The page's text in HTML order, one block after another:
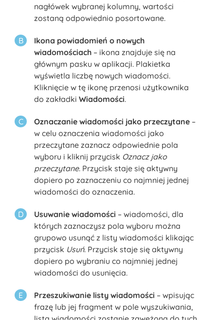
nagłówek wybranej kolumny, wartości
zostaną odpowiednio posortowane.
Ikona powiadomień o nowych
wiadomościach – ikona znajduje się na
głównym pasku w aplikacji. Plakietka
wyświetla liczbę nowych wiadomości.
Kliknięcie w tę ikonę przenosi użytkownika
do zakładki Wiadomości.
Oznaczanie wiadomości jako przeczytane –
w celu oznaczenia wiadomości jako
przeczytane zaznacz odpowiednie pola
wyboru i kliknij przycisk Oznacz jako
przeczytane. Przycisk staje się aktywny
dopiero po zaznaczeniu co najmniej jednej
wiadomości do oznaczenia.
Usuwanie wiadomości – wiadomości, dla
których zaznaczysz pola wyboru można
grupowo usunąć z listy wiadomości klikając
przycisk Usuń. Przycisk staje się aktywny
dopiero po wybraniu co najmniej jednej
wiadomości do usunięcia.
Przeszukiwanie listy wiadomości – wpisując
frazę lub jej fragment w pole wyszukiwania,